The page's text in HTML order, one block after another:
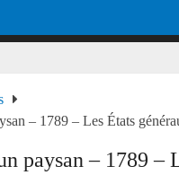
– 1789 – Les États
paysan – 1789 –